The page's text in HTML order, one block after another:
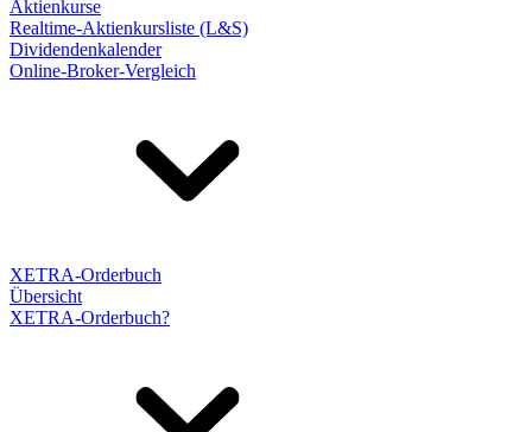
Aktienkurse
Realtime-Aktienkursliste (L&S)
Dividendenkalender
Online-Broker-Vergleich
XETRA-Orderbuch
Übersicht
XETRA-Orderbuch?